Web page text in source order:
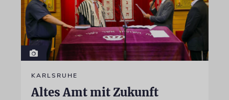
KARLSRUHE
Altes Amt mit Zukunft